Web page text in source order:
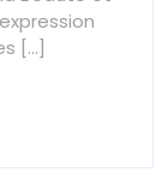
Une
Odyssée
Créative
[...]